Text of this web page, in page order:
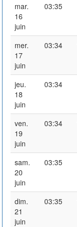
mar.
16
juin
03:35
mer.
17
juin
03:34
jeu.
18
juin
03:34
ven.
19
juin
03:34
sam.
20
juin
03:35
dim.
21
juin
03:35